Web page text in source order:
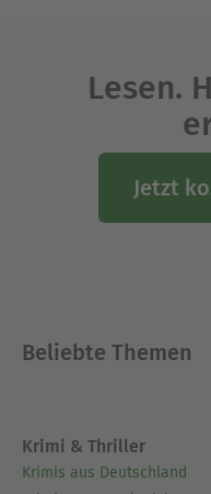
Lesen.
Jetzt
Beliebte Themen
Krimi & Thriller
Krimis aus Deutschland